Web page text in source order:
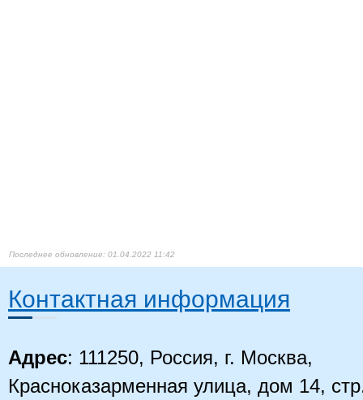
01.04.2022 11:42
Контактная информация
Адрес: 111250, Россия, г. Москва,
Красноказарменная улица, дом 14,